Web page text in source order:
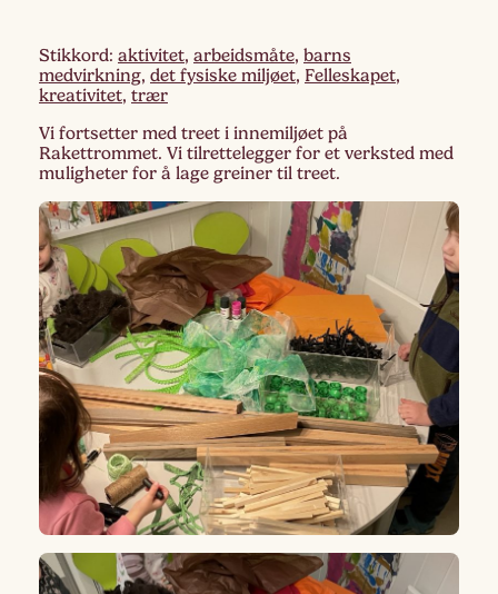
Stikkord: aktivitet, arbeidsmåte, barns
medvirkning, det fysiske miljøet, Felleskapet,
kreativitet, trær
Vi fortsetter med treet i innemiljøet på
Rakettrommet. Vi tilrettelegger for et verksted med
muligheter for å lage greiner til treet.